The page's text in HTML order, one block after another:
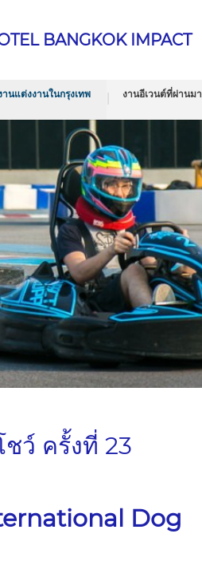
BANGKOK IMPACT
านแต่งงานในกรุงเทพ งานอีเวนต์ที่ผ่านมา
ว์ ครั้งที่ 23
Dog